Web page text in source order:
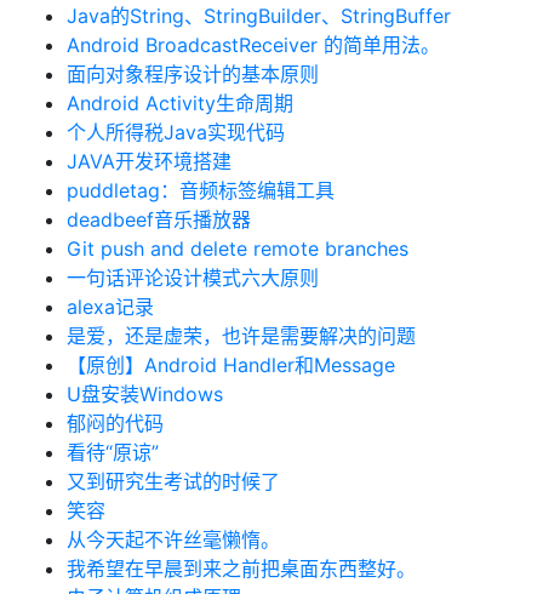
Java的String、StringBuilder、StringBuffer
Android BroadcastReceiver 的简单用法。
面向对象程序设计的基本原则
Android Activity生命周期
个人所得税Java实现代码
JAVA开发环境搭建
puddletag：音频标签编辑工具
deadbeef音乐播放器
Git push and delete remote branches
一句话评论设计模式六大原则
alexa记录
是爱，还是虚荣，也许是需要解决的问题
【原创】Android Handler和Message
U盘安装Windows
郁闷的代码
看待“原谅”
又到研究生考试的时候了
笑容
从今天起不许丝毫懒惰。
我希望在早晨到来之前把桌面东西整好。